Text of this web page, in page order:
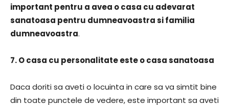
important pentru a avea o casa cu adevarat
sanatoasa pentru dumneavoastra si familia
dumneavoastra.
7. O casa cu personalitate este o casa sanatoasa
Daca doriti sa aveti o locuinta in care sa va simtit bine
din toate punctele de vedere, este important sa aveti